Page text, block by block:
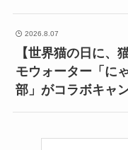
2026.8.07
【世界猫の日に、
モウォーター「に
部」がコラボキャ